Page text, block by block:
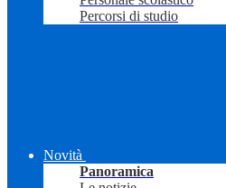
Percorsi di studio
Novità
Panoramica